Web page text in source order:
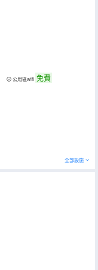
公用區wifi 免費
全部設施